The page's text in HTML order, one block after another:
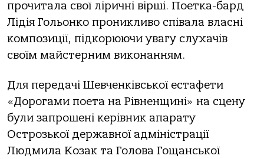
прочитала свої ліричні вірші. Поетка-бард
Лідія Гольонко проникливо співала власні
композиції, підкорюючи увагу слухачів
своїм майстерним виконанням.
Для передачі Шевченківської естафети
«Дорогами поета на Рівненщині» на сцену
були запрошені керівник апарату
Острозької державної адміністрації
Людмила Козак та Голова Гощанської